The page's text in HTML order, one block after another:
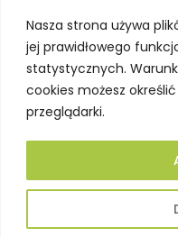
Nasza strona używa
jej prawidłowego
statystycznych.
cookies możesz
przeglądarki.
Deklaracja dostępności